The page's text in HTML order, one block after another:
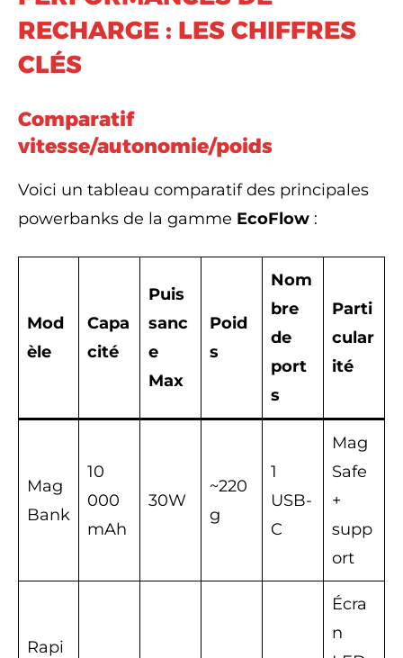
RECHARGE : LES CHIFFRES
CLÉS
Comparatif
vitesse/autonomie/poids
Voici un tableau comparatif des principales
powerbanks de la gamme EcoFlow :
Mod
èle
Capa
cité
Puis
sanc
e
Max
Poid
s
Nom
bre
de
port
s
Parti
cular
ité
Mag
Bank
10
000
mAh
30W
~220
g
1
USB-
C
Mag
Safe
+
supp
ort
Rapi
Écra
n